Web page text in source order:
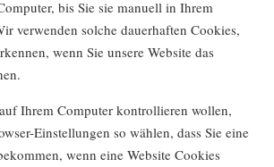
bis Sie sie manuell in Ihrem
verwenden solche dauerhaften Cookies,
wenn Sie unsere Website das
Ihrem Computer kontrollieren wollen,
Einstellungen so wählen, dass Sie eine
wenn eine Website Cookies